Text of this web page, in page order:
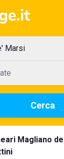
Marsi
Cerca
Magliano